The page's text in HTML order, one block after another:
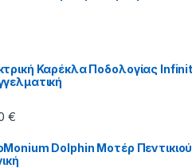
Καρέκλα Ποδολογίας
€
Dolphin Μοτέρ